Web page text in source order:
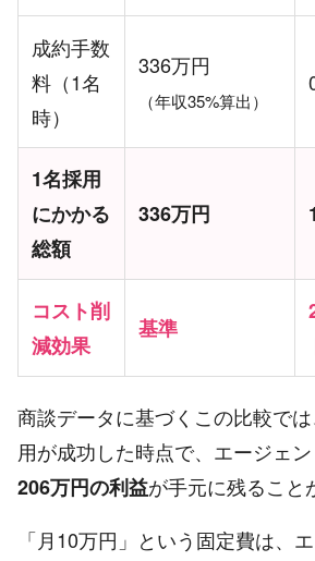
成約手数
料（1名
時）
336万円
（年収35%算出）
1名採用
にかかる
総額
336万円
コスト削
減効果
基準
商談データに基づくこの比較で
用が成功した時点で、エージェ
206万円の利益が手元に残ること
「月10万円」という固定費は、